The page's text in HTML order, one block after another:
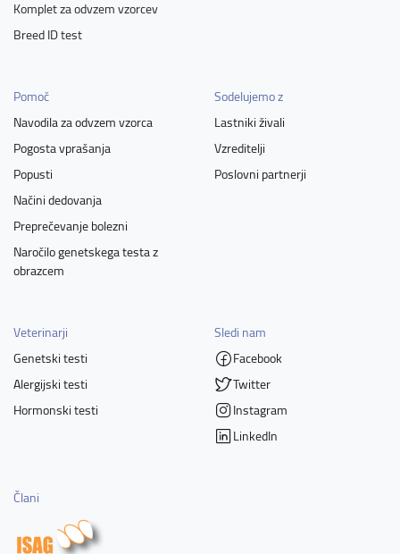
Komplet za odvzem vzorcev
Breed ID test
Pomoč
Navodila za odvzem vzorca
Pogosta vprašanja
Popusti
Načini dedovanja
Preprečevanje bolezni
Naročilo genetskega testa z
obrazcem
Sodelujemo z
Lastniki živali
Vzreditelji
Poslovni partnerji
Veterinarji
Genetski testi
Alergijski testi
Hormonski testi
Sledi nam
Facebook
Twitter
Instagram
LinkedIn
Člani